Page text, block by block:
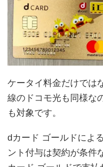
ケータイ料金だけでは
線のドコモ光も同様な
も対象です。
dカード ゴールドによ
ント付与は契約が条件